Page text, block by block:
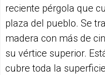
reciente pérgola que
plaza del pueblo. Se
madera con más de
su vértice superior.
cubre toda la